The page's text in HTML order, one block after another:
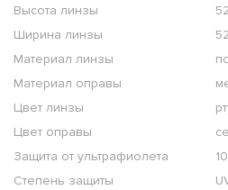
Высота линзы
Ширина линзы
Материал линзы
Материал оправы
Цвет линзы
Цвет оправы
Защита от ультрафиолета
Степень защиты